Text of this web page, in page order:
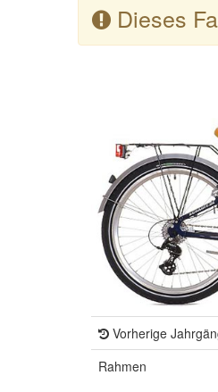
Dieses
Vorherige
Rahmen